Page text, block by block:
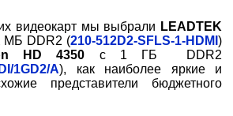
видеокарт мы выбрали LEADTEK
МБ DDR2 (210-512D2-SFLS-1-HDMI)
HD 4350 с 1 ГБ DDR2
1GD2/A), как наиболее яркие и
представители бюджетного